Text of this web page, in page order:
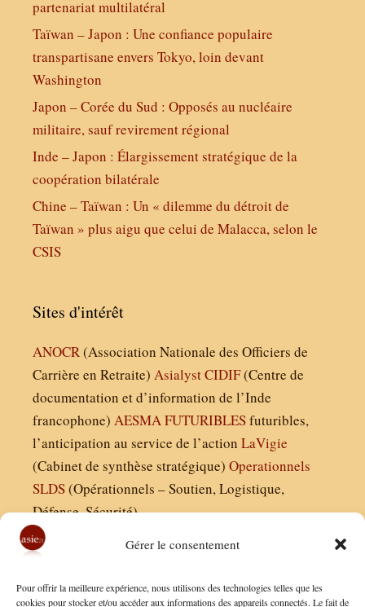
Gérer le consentement
Pour offrir la meilleure expérience, nous utilisons des technologies telles que les
cookies pour stocker et/ou accéder aux informations des appareils connectés. Le fait de
partenariat multilatéral
Taïwan – Japon : Une confiance populaire
transpartisane envers Tokyo, loin devant
Washington
Japon – Corée du Sud : Opposés au nucléaire
militaire, sauf revirement régional
Inde – Japon : Élargissement stratégique de la
coopération bilatérale
Chine – Taïwan : Un « dilemme du détroit de
Taïwan » plus aigu que celui de Malacca, selon le
CSIS
Sites d'intérêt
ANOCR(Association Nationale des Officiers de
Carrière en Retraite) AsialystCIDIF(Centre de
documentation et d’information de l’Inde
francophone) AESMAFUTURIBLESfuturibles,
l’anticipation au service de l’action LaVigie
(Cabinet de synthèse stratégique) Operationnels
SLDS(Opérationnels – Soutien, Logistique,
Défense, Sécurité)
Finaldées EURL